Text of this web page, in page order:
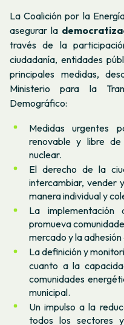
La Coalición por la
asegurar la
través de la
ciudadanía, entidades
principales medidas,
Ministerio para la
Demográfico:
Medidas urgentes
renovable y libre de
nuclear.
El derecho de la
intercambiar, vender
manera individual y
La
promueva
mercado y la
La definición y
cuanto a la
comunidades
municipal.
Un impulso a la
todos los sectores